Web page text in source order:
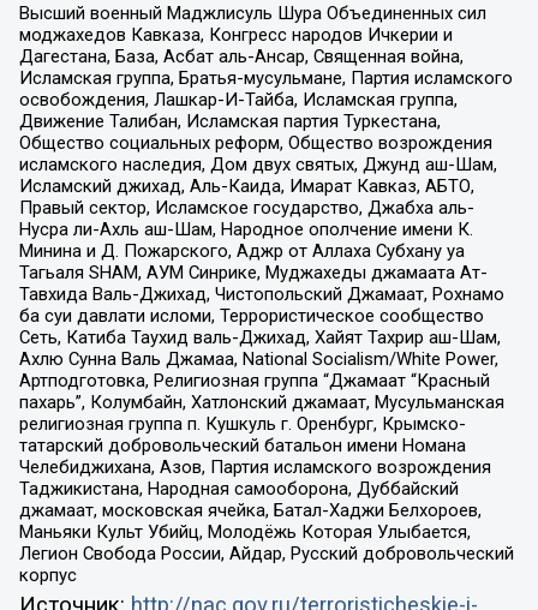
Высший военный Маджлисуль Шура Объединенных сил
моджахедов Кавказа, Конгресс народов Ичкерии и
Дагестана, База, Асбат аль-Ансар, Священная война,
Исламская группа, Братья-мусульмане, Партия исламского
освобождения, Лашкар-И-Тайба, Исламская группа,
Движение Талибан, Исламская партия Туркестана,
Общество социальных реформ, Общество возрождения
исламского наследия, Дом двух святых, Джунд аш-Шам,
Исламский джихад, Аль-Каида, Имарат Кавказ, АБТО,
Правый сектор, Исламское государство, Джабха аль-
Нусра ли-Ахль аш-Шам, Народное ополчение имени К.
Минина и Д. Пожарского, Аджр от Аллаха Субхану уа
Тагьаля SHAM, АУМ Синрике, Муджахеды джамаата Ат-
Тавхида Валь-Джихад, Чистопольский Джамаат, Рохнамо
ба суи давлати исломи, Террористическое сообщество
Сеть, Катиба Таухид валь-Джихад, Хайят Тахрир аш-Шам,
Ахлю Сунна Валь Джамаа, National Socialism/White Power,
Артподготовка, Религиозная группа “Джамаат “Красный
пахарь”, Колумбайн, Хатлонский джамаат, Мусульманская
религиозная группа п. Кушкуль г. Оренбург, Крымско-
татарский добровольческий батальон имени Номана
Челебиджихана, Азов, Партия исламского возрождения
Таджикистана, Народная самооборона, Дуббайский
джамаат, московская ячейка, Батал-Хаджи Белхороев,
Маньяки Культ Убийц, Молодёжь Которая Улыбается,
Легион Свобода России, Айдар, Русский добровольческий
корпус